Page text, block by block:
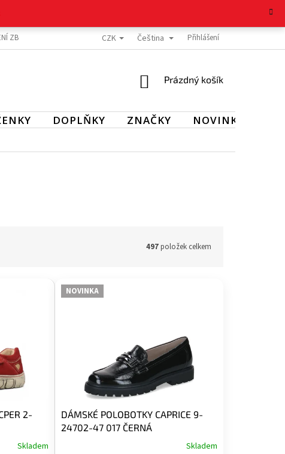
ZBOŽÍ REKLAMAČNÍ ŘÁD OCHRANA OSOBNÍCH ÚDAJŮ
CZK Čeština Přihlášení
NÁKUPNÍ
Prázdný košík
DOPLŇKY ZNAČKY NOVINKY
497položek celkem
2-
Skladem
NOVINKA
DÁMSKÉ POLOBOTKY CAPRICE 9-
24702-47 017 ČERNÁ
Skladem